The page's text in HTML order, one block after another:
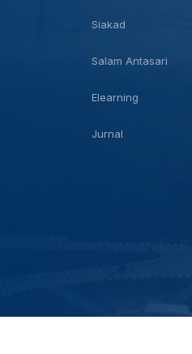
Siakad
Salam Antasari
Elearning
Jurnal